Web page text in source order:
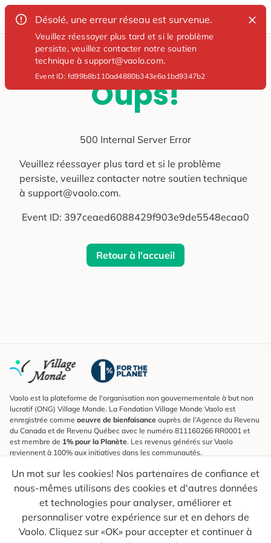
Désolé, une erreur réseau est survenue.
Veuillez réessayer plus tard et si le problème
persiste, veuillez contacter notre soutien
technique à support@vaolo.com.
Event ID:fd99b8b110ad4880b343e6a1bd9347b2
Oups!
500 Internal Server Error
Veuillez réessayer plus tard et si le problème
persiste, veuillez contacter notre soutien technique
à support@vaolo.com.
Event ID: 397ceaed6088429f903e9de5548ecaa0
Retour à l'accueil
Un mot sur les cookies! Nos partenaires de confiance et
nous-mêmes utilisons des cookies et d'autres données
et technologies pour analyser, améliorer et
personnaliser votre expérience sur et en dehors de
Vaolo. Cliquez sur «OK» pour accepter et continuer à
Vaolo est la plateforme de l'organisation non gouvernementale à but non
lucratif (ONG) Village Monde. La Fondation Village Monde Vaolo est
enregistrée comme oeuvre de bienfaisance auprès de l’Agence du Revenu
du Canada et de Revenu Québec avec le numéro 811160266 RR0001 et
est membre de 1% pour la Planète. Les revenus générés sur Vaolo
reviennent à 100% aux initiatives dans les communautés.
S'inscrire à l'infolettre
Pour connaître les nouveautés, suivre nos explorateurs et recevoir des
astuces pour des voyages plus conscients.
Ton courriel Envoyer